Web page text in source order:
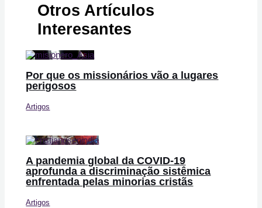
Otros Artículos
Interesantes
Por que os missionários vão a lugares
perigosos
Artigos
A pandemia global da COVID-19
aprofunda a discriminação sistêmica
enfrentada pelas minorias cristãs
Artigos